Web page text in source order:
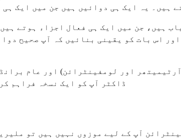
ہیں۔ یہ ایک ہی دوائیں ہیں جن میں ایک
ہیں، جن میں ایک ہی فعال اجزاء ہوتے
اس بات کو یقینی بنائیں کہ آپ صحیح
اور لومفینٹرائن) اور عام
ڈاکٹر آپ کو ایک نسخہ فراہم
آپ کے لیے موزوں نہیں ہیں تو